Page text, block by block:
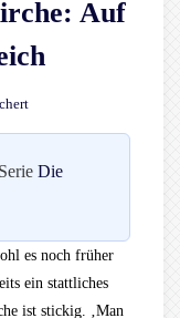
Auf
Die
es noch früher
ein stattliches
ist stickig. ‚Man